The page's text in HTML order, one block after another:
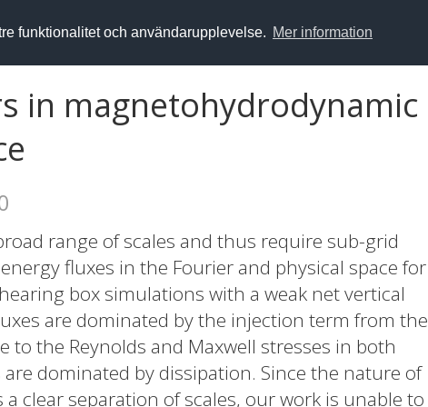
funktionalitet och användarupplevelse. Mer information
in magnetohydrodynamic
range of scales and thus require sub-grid
fluxes in the Fourier and physical space for
box simulations with a weak net vertical
are dominated by the injection term from the
to the Reynolds and Maxwell stresses in both
dominated by dissipation. Since the nature of
clear separation of scales, our work is unable to